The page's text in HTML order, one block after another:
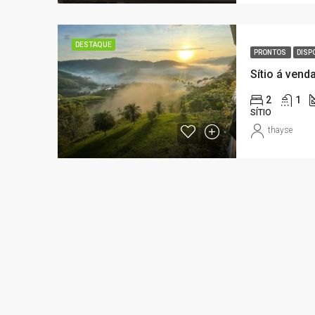
DESTAQUE
PRONTOS
Sítio á
2 1
SÍTIO
thayse